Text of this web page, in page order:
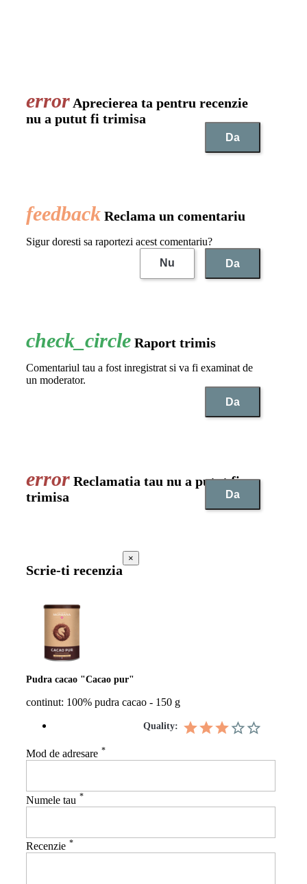
Aprecierea ta pentru recenzie
nu a putut fi trimisa
Da
Reclama un comentariu
Sigur doresti sa raportezi acest comentariu?
Nu
Da
Raport trimis
Comentariul tau a fost inregistrat si va fi examinat de
un moderator.
Da
Reclamatia tau nu a putut fi
trimisa
Da
Scrie-ti recenzia
×
Pudra cacao "Cacao pur"
continut: 100% pudra cacao - 150 g
Quality:
Mod de adresare *
Numele tau *
Recenzie *